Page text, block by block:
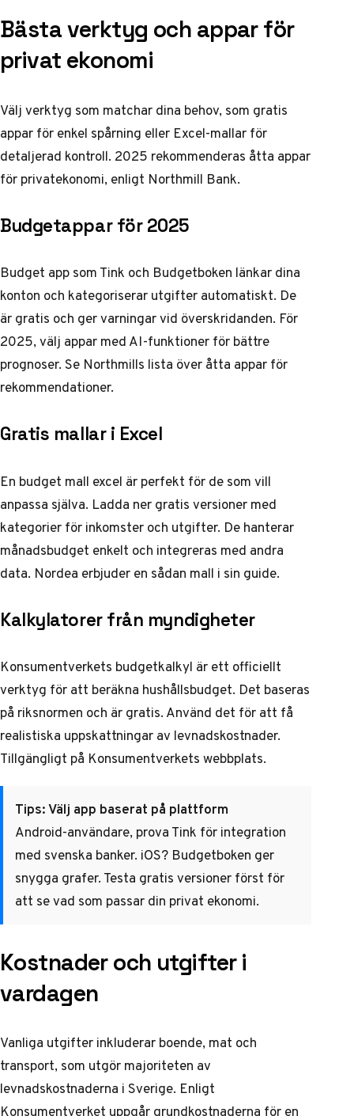
Bästa verktyg och appar för
privat ekonomi
Välj verktyg som matchar dina behov, som gratis
appar för enkel spårning eller Excel-mallar för
detaljerad kontroll. 2025 rekommenderas åtta appar
för privatekonomi, enligt Northmill Bank.
Budgetappar för 2025
Budget app som Tink och Budgetboken länkar dina
konton och kategoriserar utgifter automatiskt. De
är gratis och ger varningar vid överskridanden. För
2025, välj appar med AI-funktioner för bättre
prognoser. Se Northmills lista över åtta apparför
rekommendationer.
Gratis mallar i Excel
En budget mall excel är perfekt för de som vill
anpassa själva. Ladda ner gratis versioner med
kategorier för inkomster och utgifter. De hanterar
månadsbudget enkelt och integreras med andra
data. Nordea erbjuder en sådan mall i sin guide.
Kalkylatorer från myndigheter
Konsumentverkets budgetkalkyl är ett officiellt
verktyg för att beräkna hushållsbudget. Det baseras
på riksnormen och är gratis. Använd det för att få
realistiska uppskattningar av levnadskostnader.
Tillgängligt på Konsumentverkets webbplats.
Tips: Välj app baserat på plattform
Android-användare, prova Tink för integration
med svenska banker. iOS? Budgetboken ger
snygga grafer. Testa gratis versioner först för
att se vad som passar din privat ekonomi.
Kostnader och utgifter i
vardagen
Vanliga utgifter inkluderar boende, mat och
transport, som utgör majoriteten av
levnadskostnaderna i Sverige. Enligt
Konsumentverket uppgår grundkostnaderna för en